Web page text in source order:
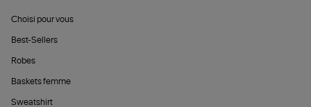
Choisi pour vous
Best-Sellers
Robes
Baskets femme
Sweatshirt